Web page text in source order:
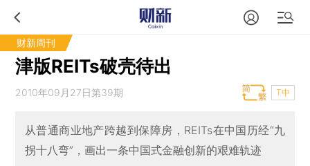
财新周刊
津版REITs破壳待出
2010年09月27日第39期 T中
从普通商业地产跨越到保障房，REITs在中国历经“九
拐十八弯”，画出一条中国式金融创新的艰难轨迹